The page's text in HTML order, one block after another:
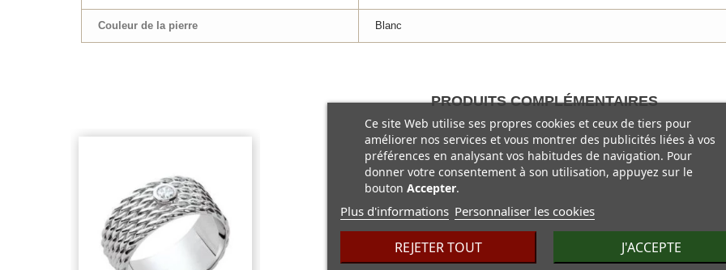
Couleur de la pierre Blanc
PRODUITS COMPLÉMENTAIRES
Ce site Web utilise ses propres cookies et ceux de tiers pour
améliorer nos services et vous montrer des publicités liées à vos
préférences en analysant vos habitudes de navigation. Pour
donner votre consentement à son utilisation, appuyez sur le
bouton Accepter.
Plus d'informations Personnaliser les cookies
REJETER TOUT J'ACCEPTE